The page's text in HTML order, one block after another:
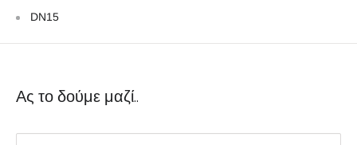
DN15
Ας το δούμε μαζί..